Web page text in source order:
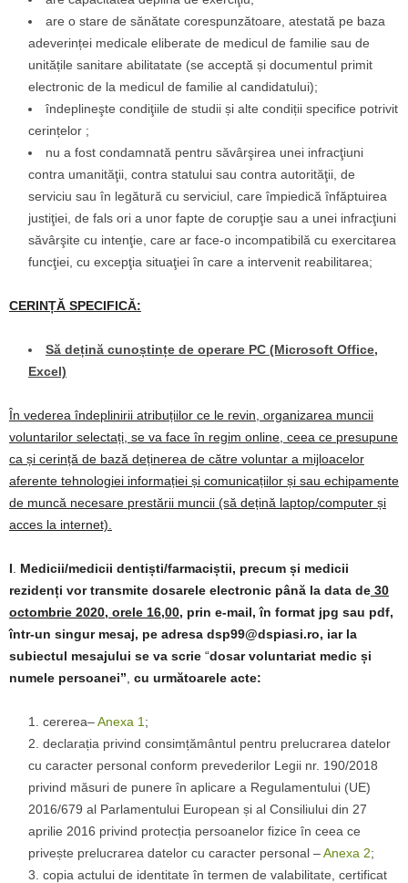
are o stare de sănătate corespunzătoare, atestată pe baza
adeverinței medicale eliberate de medicul de familie sau de
unitățile sanitare abilitatate (se acceptă și documentul primit
electronic de la medicul de familie al candidatului);
îndeplineşte condiţiile de studii și alte condiții specifice potrivit
cerințelor ;
nu a fost condamnată pentru săvârşirea unei infracţiuni
contra umanităţii, contra statului sau contra autorităţii, de
serviciu sau în legătură cu serviciul, care împiedică înfăptuirea
justiţiei, de fals ori a unor fapte de corupţie sau a unei infracţiuni
săvârşite cu intenţie, care ar face-o incompatibilă cu exercitarea
funcţiei, cu excepţia situaţiei în care a intervenit reabilitarea;
CERINȚĂ SPECIFICĂ:
Să dețină cunoștințe de operare PC (Microsoft Office,
Excel)
În vederea îndeplinirii atribuțiilor ce le revin, organizarea muncii
voluntarilor selectați, se va face în regim online, ceea ce presupune
ca și cerință de bază deținerea de către voluntar a mijloacelor
aferente tehnologiei informației și comunicațiilor și sau echipamente
de muncă necesare prestării muncii (să dețină laptop/computer și
acces la internet).
I
Medicii/medicii dentiști/farmaciștii, precum și medicii
rezidenți vor transmite dosarele electronic până la data de 30
octombrie 2020, orele 16,00, prin e-mail, în format jpg sau pdf,
într-un singur mesaj, pe adresa dsp99@dspiasi.ro, iar la
subiectul mesajului se va scrie “dosar voluntariat medic și
numele persoanei” cu următoarele acte:
cererea–Anexa 1 ;
declarația privind consimțământul pentru prelucrarea datelor
cu caracter personal conform prevederilor Legii nr. 190/2018
privind măsuri de punere în aplicare a Regulamentului (UE)
2016/679 al Parlamentului European și al Consiliului din 27
aprilie 2016 privind protecția persoanelor fizice în ceea ce
privește prelucrarea datelor cu caracter personal –Anexa 2;
copia actului de identitate în termen de valabilitate, certificat